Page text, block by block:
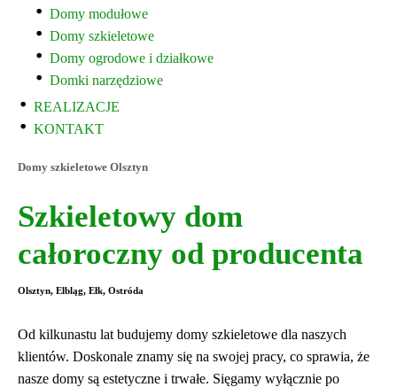
Domy modułowe
Domy szkieletowe
Domy ogrodowe i działkowe
Domki narzędziowe
REALIZACJE
KONTAKT
Domy szkieletowe Olsztyn
Szkieletowy dom
całoroczny od producenta
Olsztyn, Elbląg, Ełk, Ostróda
Od kilkunastu lat budujemy domy szkieletowe dla naszych
klientów. Doskonale znamy się na swojej pracy, co sprawia, że
nasze domy są estetyczne i trwałe. Sięgamy wyłącznie po